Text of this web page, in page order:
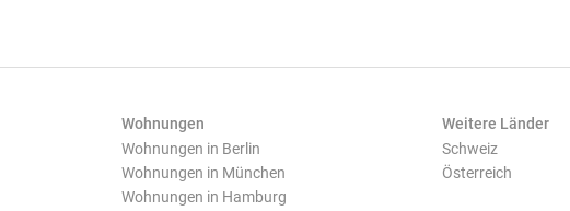
Wohnungen
Wohnungen in Berlin
Wohnungen in München
Wohnungen in Hamburg
Weitere Länder
Schweiz
Österreich